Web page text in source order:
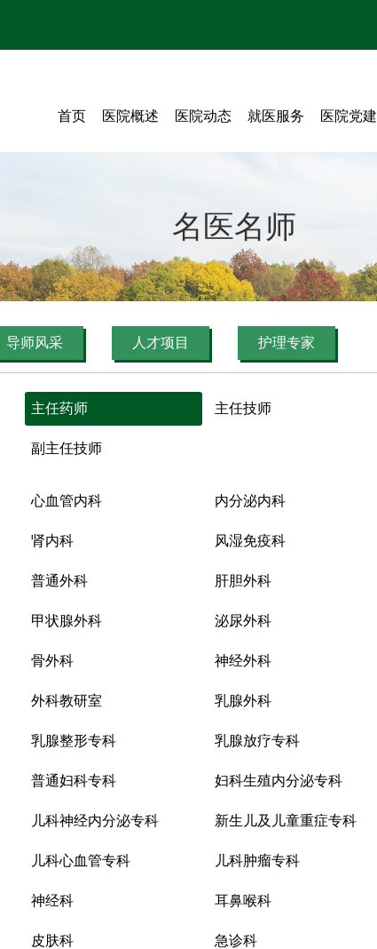
首页 医院概述
院训 院歌 院徽
医院形象宣传片
医院画册
院史荟萃
医院动态
阳光用药信息
电子院刊
视觉逸仙
就医服务
医保指南
广州医保
生育保险
工伤保险
体检服务体检预约
体检须知
体检流程
健康教育
医院党建
名医名师
导师风采 人才项目 护理专家
主任药师 主任技师
副主任技师
心血管内科 内分泌内科
肾内科 风湿免疫科
普通外科 肝胆外科
甲状腺外科 泌尿外科
骨外科 神经外科
外科教研室 乳腺外科
乳腺整形专科 乳腺放疗专科
普通妇科专科 妇科生殖内分泌专科
儿科神经内分泌专科 新生儿及儿童重症专科
儿科心血管专科 儿科肿瘤专科
神经科 耳鼻喉科
皮肤科 急诊科